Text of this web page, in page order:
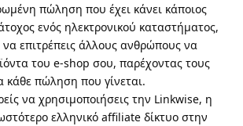
πώληση που έχει κάνει κάποιος
ενός ηλεκτρονικού καταστήματος,
να επιτρέπεις άλλους ανθρώπους να
του e-shop σου, παρέχοντας τους
κάθε πώληση που γίνεται.
να χρησιμοποιήσεις την Linkwise, η
ελληνικό affiliate δίκτυο στην